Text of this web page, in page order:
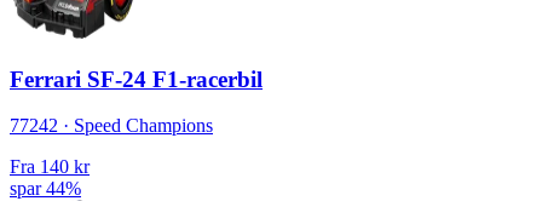
Ferrari SF-24 F1-racerbil
77242 · Speed Champions
Fra 140 kr
spar 44%